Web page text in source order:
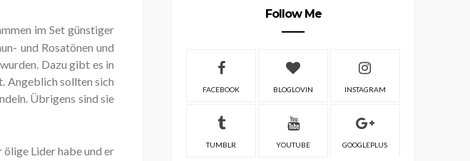
im Set günstiger
und Rosatönen und
Dazu gibt es in
Angeblich sollten sich
Übrigens sind sie
Lider habe und er
Follow Me
FACEBOOK BLOGLOVIN INSTAGRAM
TUMBLR YOUTUBE GOOGLEPLUS